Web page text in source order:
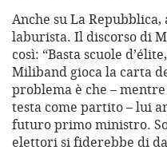
Anche su La
laburista. Il discorso di
così: “Basta scuole
Miliband gioca la carta
problema è che –
testa come partito – lui
futuro primo ministro.
elettori si fiderebbe di